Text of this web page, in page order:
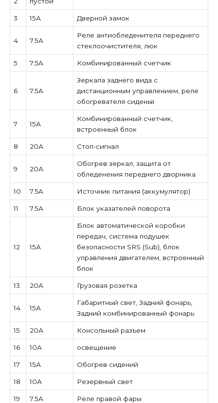
3 15А Дверной замок
4 7.5A
Реле антиобледенителя переднего
стеклоочистителя, люк
5 7.5A Комбинированный счетчик
6 7.5A
Зеркала заднего вида с
дистанционным управлением, реле
обогревателя сиденья
7 15А
Комбинированный счетчик,
встроенный блок
8 20А Стоп-сигнал
9 20А
Обогрев зеркал, защита от
обледенения переднего дворника
10 7.5A Источник питания (аккумулятор)
11 7.5A Блок указателей поворота
12 15А
Блок автоматической коробки
передач, система подушек
безопасности SRS (Sub), блок
управления двигателем, встроенный
блок
13 20А Грузовая розетка
14 15А
Габаритный свет, Задний фонарь,
Задний комбинированный фонарь
15 20А Консольный разъем
16 10А освещение
17 15А Обогрев сидений
18 10А Резервный свет
19 7.5A Реле правой фары